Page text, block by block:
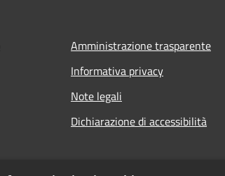
Amministrazione trasparente
Informativa privacy
Note legali
Dichiarazione di accessibilità